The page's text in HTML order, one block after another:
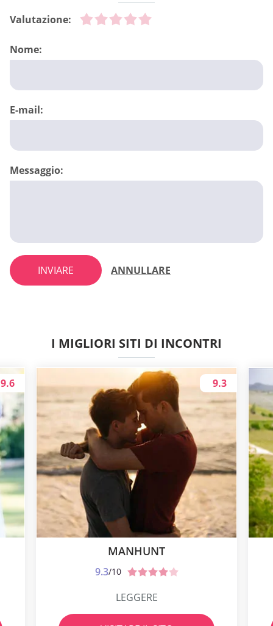
Valutazione:
Nome:
E-mail:
Messaggio:
INVIARE ANNULLARE
I MIGLIORI SITI DI INCONTRI
9.6
MANHUNT
9.3/10
9.3
LEGGERE